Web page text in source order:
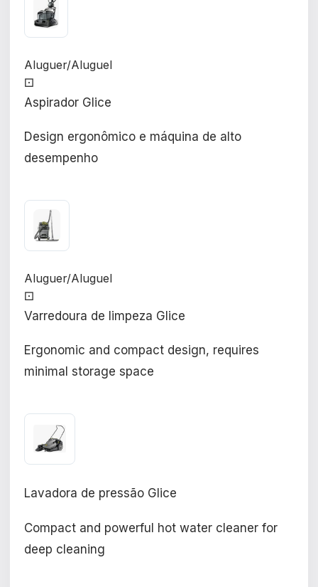
Aluguer/Aluguel
⚀
Aspirador Glice
Design ergonômico e máquina de alto
desempenho
Aluguer/Aluguel
⚀
Varredoura de limpeza Glice
Ergonomic and compact design, requires
minimal storage space
Lavadora de pressão Glice
Compact and powerful hot water cleaner for
deep cleaning